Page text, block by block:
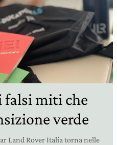
falsi miti che
verde
Land Rover Italia torna nelle